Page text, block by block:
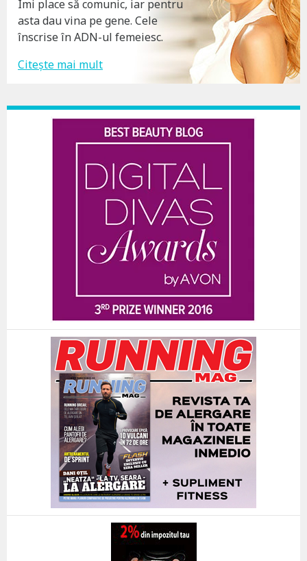
a
g
Îmi place să comunic, iar pentru
asta dau vina pe gene. Cele
înscrise în ADN-ul femeiesc.
Citește mai mult